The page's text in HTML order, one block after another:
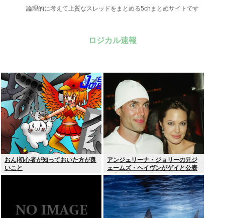
論理的に考えて上質なスレッドをまとめる5chまとめサイトです
ロジカル速報
おんj初心者が知っておいた方が良
いこと
アンジェリーナ・ジョリーの兄ジ
ェームズ・ヘイヴンがゲイと公表
元妻の生配信に出演しカミングア
ウト ヤフコメ「顔見ればわかる」